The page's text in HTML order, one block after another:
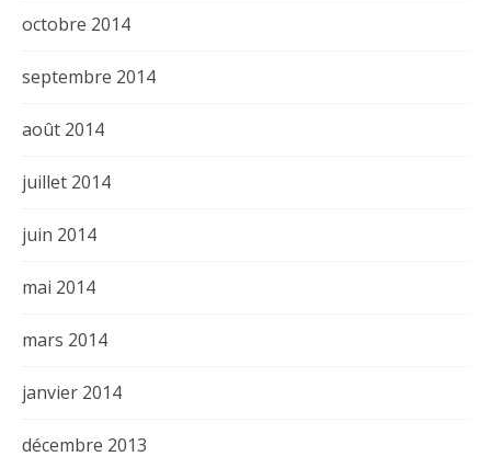
octobre 2014
septembre 2014
août 2014
juillet 2014
juin 2014
mai 2014
mars 2014
janvier 2014
décembre 2013